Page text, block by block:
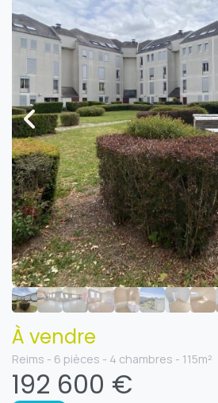
À vendre
Reims - 6 pièces - 4 chambres - 115m²
192 600 €